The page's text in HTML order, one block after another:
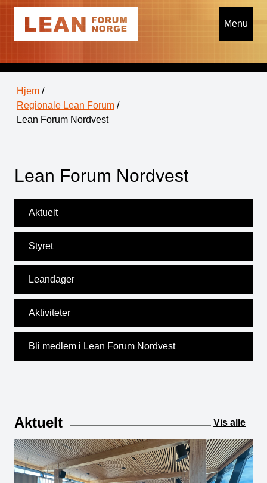
Menu
Hjem /
Regionale Lean Forum /
Lean Forum Nordvest
Lean Forum Nordvest
Aktuelt
Styret
Leandager
Aktiviteter
Bli medlem i Lean Forum Nordvest
Aktuelt Vis alle